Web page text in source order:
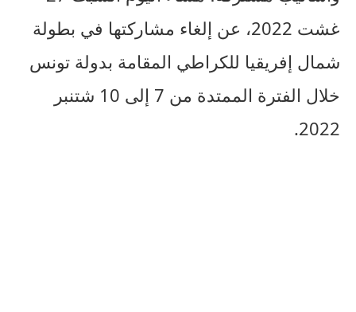
غشت 2022، عن إلغاء مشاركتها في بطولة
شمال إفريقيا للكراطي المقامة بدولة تونس
خلال الفترة الممتدة من 7 إلى 10 شتنبر
2022.